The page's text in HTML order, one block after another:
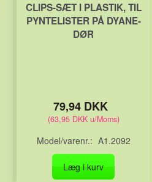
CLIPS-SÆT I PLASTIK, TIL
PYNTELISTER PÅ DYANE-
DØR
79,94 DKK
(63,95 DKKu/Moms)
Model/varenr.: A1.2092
Læg i kurv